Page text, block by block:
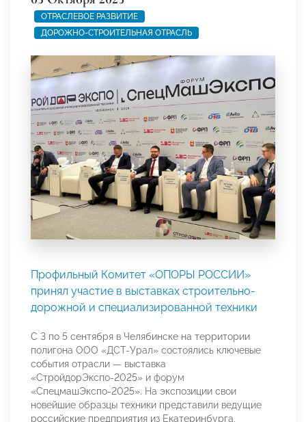
ОТРАСЛЕВОЕ РАЗВИТИЕ
ДОРОЖНО-СТРОИТЕЛЬНАЯ ОТРАСЛЬ
Профильный Комитет «ОПОРЫ РОССИИ»
принял участие в выставках строительно-
дорожной и специализированной техники
С 3 по 5 сентября в Челябинске на территории
полигона ООО «ДСТ-Урал» состоялись ключевые
события отрасли — выставка
«СтройдорЭкспо-2025» и форум
«СпецмашЭкспо-2025». На экспозиции свои
новейшие образцы техники представили ведущие
российские предприятия из Екатеринбурга,